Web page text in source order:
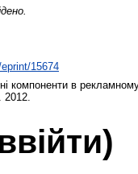
15674
компоненти в
2012.